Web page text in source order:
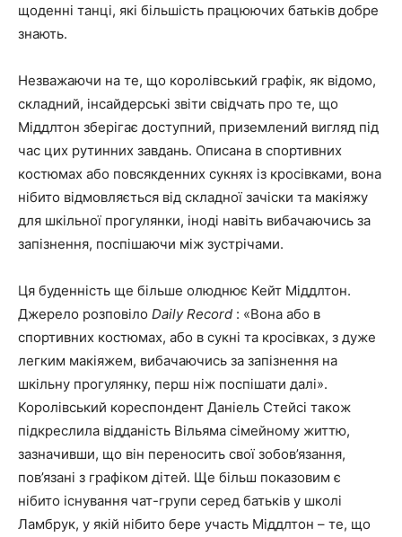
щоденні танці, які більшість працюючих батьків добре
знають.
Незважаючи на те, що королівський графік, як відомо,
складний, інсайдерські звіти свідчать про те, що
Міддлтон зберігає доступний, приземлений вигляд під
час цих рутинних завдань. Описана в спортивних
костюмах або повсякденних сукнях із кросівками, вона
нібито відмовляється від складної зачіски та макіяжу
для шкільної прогулянки, іноді навіть вибачаючись за
запізнення, поспішаючи між зустрічами.
Ця буденність ще більше олюднює Кейт Міддлтон.
Джерело розповіло Daily Record : «Вона або в
спортивних костюмах, або в сукні та кросівках, з дуже
легким макіяжем, вибачаючись за запізнення на
шкільну прогулянку, перш ніж поспішати далі».
Королівський кореспондент Даніель Стейсі також
підкреслила відданість Вільяма сімейному життю,
зазначивши, що він переносить свої зобов’язання,
пов’язані з графіком дітей. Ще більш показовим є
нібито існування чат-групи серед батьків у школі
Ламбрук, у якій нібито бере участь Міддлтон – те, що